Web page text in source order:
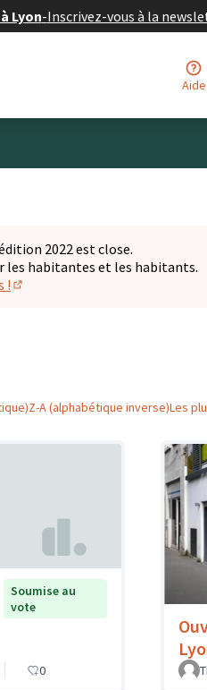
Lyon-Inscrivez-vous à la
Aide
2022 est close.
les habitantes et les habitants.
!
Z-A (alphabétique inverse)Les
Soumise au
vote
0